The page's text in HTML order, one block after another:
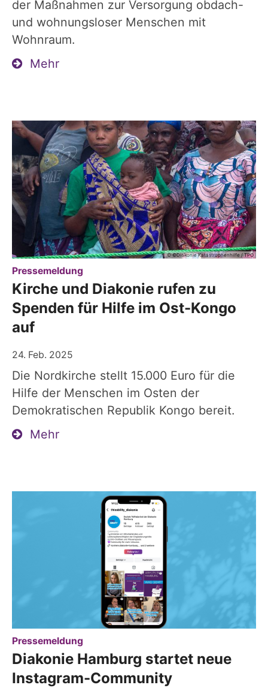
der Maßnahmen zur Versorgung obdach-
und wohnungsloser Menschen mit
Wohnraum.
Mehr
© ©Diakonie Katastrophenhilfe / TPO
Pressemeldung
Kirche und Diakonie rufen zu
Spenden für Hilfe im Ost-Kongo
auf
24. Feb. 2025
Die Nordkirche stellt 15.000 Euro für die
Hilfe der Menschen im Osten der
Demokratischen Republik Kongo bereit.
Mehr
Pressemeldung
Diakonie Hamburg startet neue
Instagram-Community